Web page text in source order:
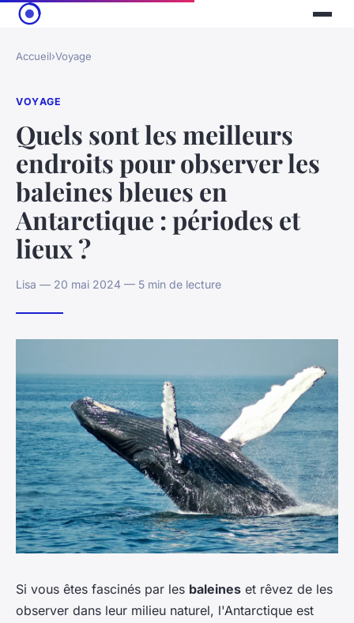
Accueil›Voyage
VOYAGE
Quels sont les meilleurs
endroits pour observer les
baleines bleues en
Antarctique : périodes et
lieux ?
Lisa — 20 mai 2024 — 5 min de lecture
Si vous êtes fascinés par les baleines et rêvez de les
observer dans leur milieu naturel, l'Antarctique est